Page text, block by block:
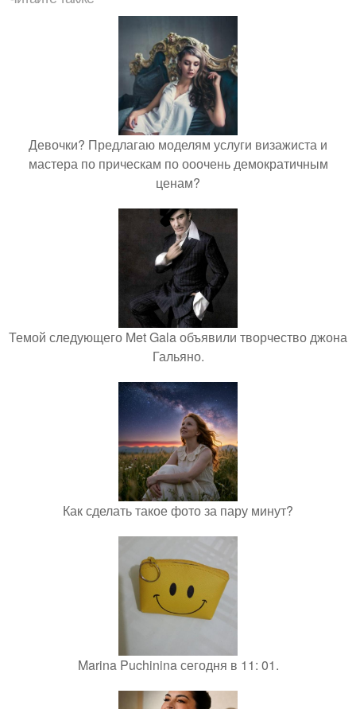
Девочки? Предлагаю моделям услуги визажиста и
мастера по прическам по ооочень демократичным
ценам?
Темой следующего Met Gala объявили творчество джона
Гальяно.
Как сделать такое фото за пару минут?
Marina Puchinina сегодня в 11: 01.